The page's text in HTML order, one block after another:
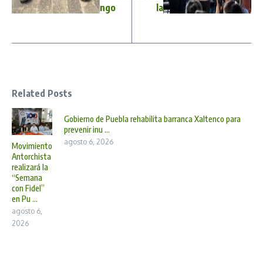
ngo
la
Related Posts
Movimiento
Antorchista
realizará la
“Semana
con Fidel”
en Pu ...
agosto 6,
2026
Gobierno de Puebla rehabilita barranca Xaltenco para
prevenir inu ...
agosto 6, 2026